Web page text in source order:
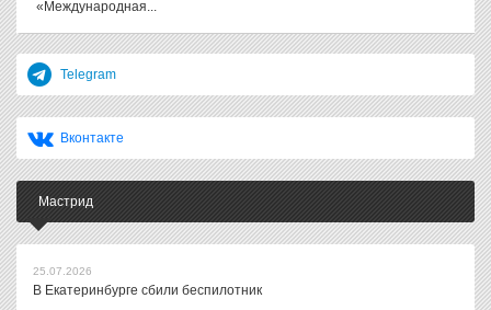
«Международная...
Telegram
Вконтакте
Мастрид
25.07.2026
В Екатеринбурге сбили беспилотник